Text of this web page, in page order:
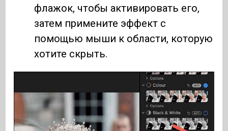
флажок, чтобы активировать его,
затем примените эффект с
помощью мыши к области, которую
хотите скрыть.